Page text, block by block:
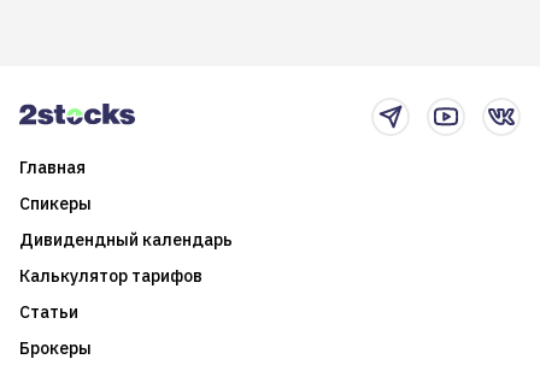
Главная
Спикеры
Дивидендный календарь
Калькулятор тарифов
Статьи
Брокеры